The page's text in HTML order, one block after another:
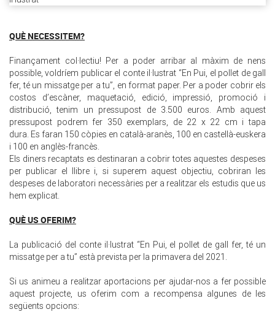
QUÈ NECESSITEM?
Finançament col·lectiu! Per a poder arribar al màxim de nens
possible, voldríem publicar el conte il·lustrat “En Pui, el pollet de gall
fer, té un missatge per a tu”, en format paper. Per a poder cobrir els
costos d’escàner, maquetació, edició, impressió, promoció i
distribució, tenim un pressupost de 3.500 euros. Amb aquest
pressupost podrem fer 350 exemplars, de 22 x 22 cm i tapa
dura. Es faran 150 còpies en català-aranès, 100 en castellà-euskera
i 100 en anglès-francès.
Els diners recaptats es destinaran a cobrir totes aquestes despeses
per publicar el llibre i, si superem aquest objectiu, cobriran les
despeses de laboratori necessàries per a realitzar els estudis que us
hem explicat.
QUÈ US OFERIM?
La publicació del conte il·lustrat “En Pui, el pollet de gall fer, té un
missatge per a tu” està prevista per la primavera del 2021.
Si us animeu a realitzar aportacions per ajudar-nos a fer possible
aquest projecte, us oferim com a recompensa algunes de les
següents opcions: